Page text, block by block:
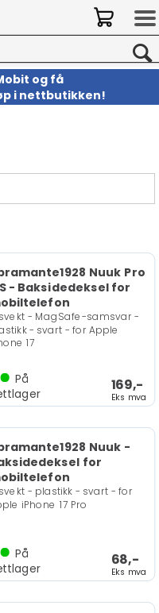
og få
i nettbutikken!
Nuuk Pro
- Baksidedeksel for
- MagSafe-samsvar -
- svart - for Apple
17
169,-
Eks mva
På
Nuuk -
for
- plastikk - svart - for
iPhone 17 Pro
68,-
Eks mva
På